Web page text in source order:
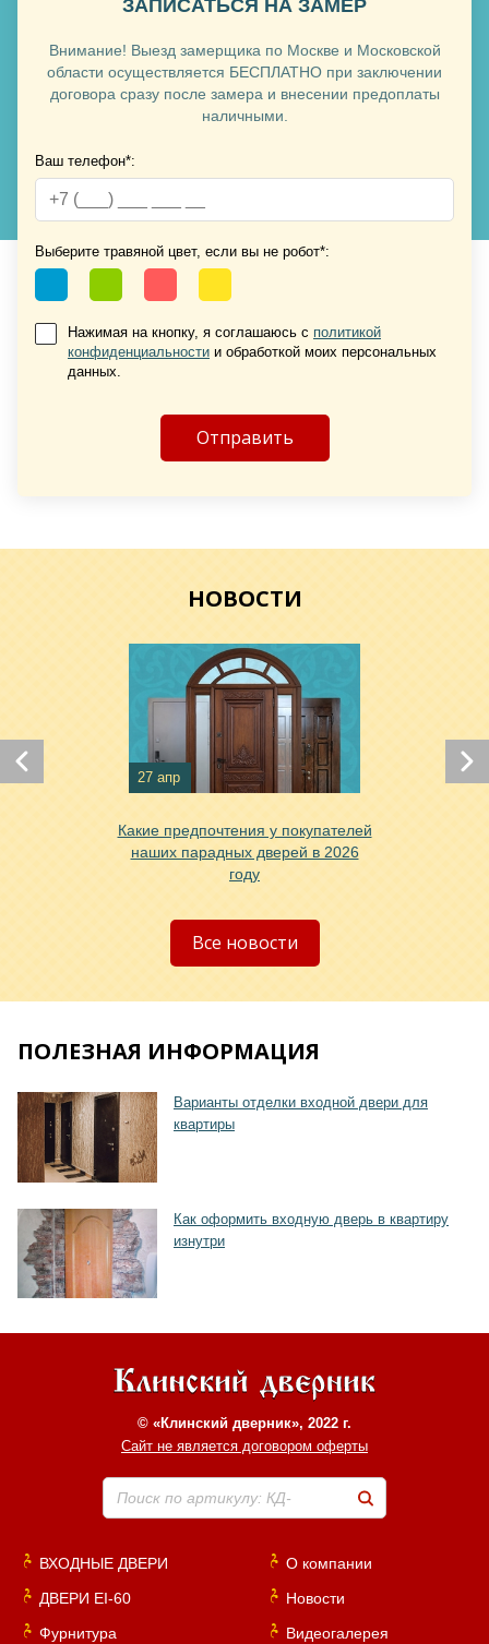
Хочу такую
Хочу такую
Хочу такую
Хочу такую
Хочу такую
Хочу такую
ЗАПИСАТЬСЯ НА ЗАМЕР
Внимание! Выезд замерщика по Москве и Московской
области осуществляется БЕСПЛАТНО при заключении
договора сразу после замера и внесении предоплаты
наличными.
Ваш телефон*:
Выберите травяной цвет, если вы не робот*:
Нажимая на кнопку, я соглашаюсь с политикой
конфиденциальности и обработкой моих персональных
данных.
НОВОСТИ
27 апр
Какие предпочтения у покупателей
наших парадных дверей в 2026
году
Все новости
ПОЛЕЗНАЯ ИНФОРМАЦИЯ
Варианты отделки входной двери для
квартиры
Как оформить входную дверь в квартиру
изнутри
© «Клинский дверник», 2022 г.
Сайт не является договором оферты
Поиск по артикулу: КД-
ВХОДНЫЕ ДВЕРИ
ДВЕРИ EI-60
Фурнитура
О компании
Новости
Видеогалерея